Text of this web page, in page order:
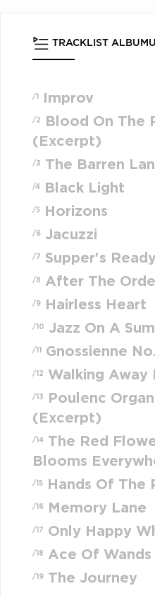
TRACKLIST ALBUMU
/1 Improv
/2
Blood On The
(Excerpt)
/3 The Barren
/4 Black Light
/5 Horizons
/6 Jacuzzi
/7 Supper's
/8 After The
/9 Hairless Heart
/10 Jazz On A
/11 Gnossienne
/12 Walking Away
/13
Poulenc
(Excerpt)
/14
The Red
Blooms
/15 Hands Of The
/16 Memory Lane
/17 Only Happy
/18 Ace Of Wands
/19 The Journey